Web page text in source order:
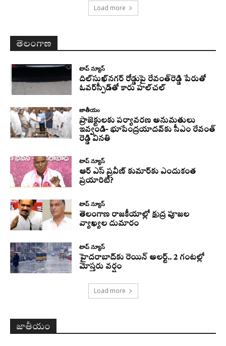
Load more
తెలంగాణ
టాప్ న్యూస్
దిల్‌సుఖ్‌నగర్‌ రోడ్డుపై రేవంత్‌రెడ్డి పేరుతో
ఓవర్‌స్పీడ్‌తో కారు హల్‌చల్‌
జాతీయం
ప్రాజెక్టులకు పర్యావరణ అనుమతులు
ఇవ్వండి- భూపేంద్రయాదవ్‌కు సీఎం రేవంత్‌
రెడ్డి వినతి
టాప్ న్యూస్
ఆర్ ఎస్ ప్రవీణ్ కుమార్‌కు ఎందుకంత
ప్రయారిటీ?
టాప్ న్యూస్
తెలంగాణ రాజకీయాల్లో క్షుద్ర పూజల
వ్యాఖ్యల దుమారం
టాప్ న్యూస్
హైదరాబాద్‌కు రెయిన్‌ అలర్ట్.. 2 గంటల్లో
మోస్తరు వర్షం
Load more
జాతీయం